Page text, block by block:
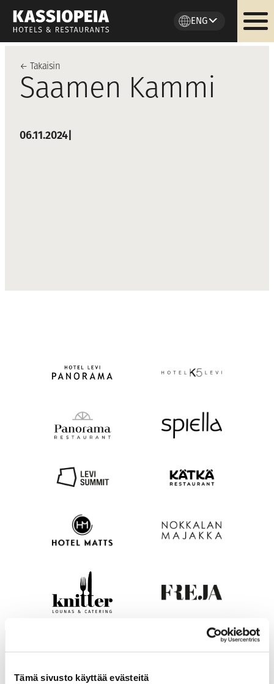
Tämä sivusto käyttää evästeitä
content
ENG
← Takaisin
Saamen Kammi
06.11.2024